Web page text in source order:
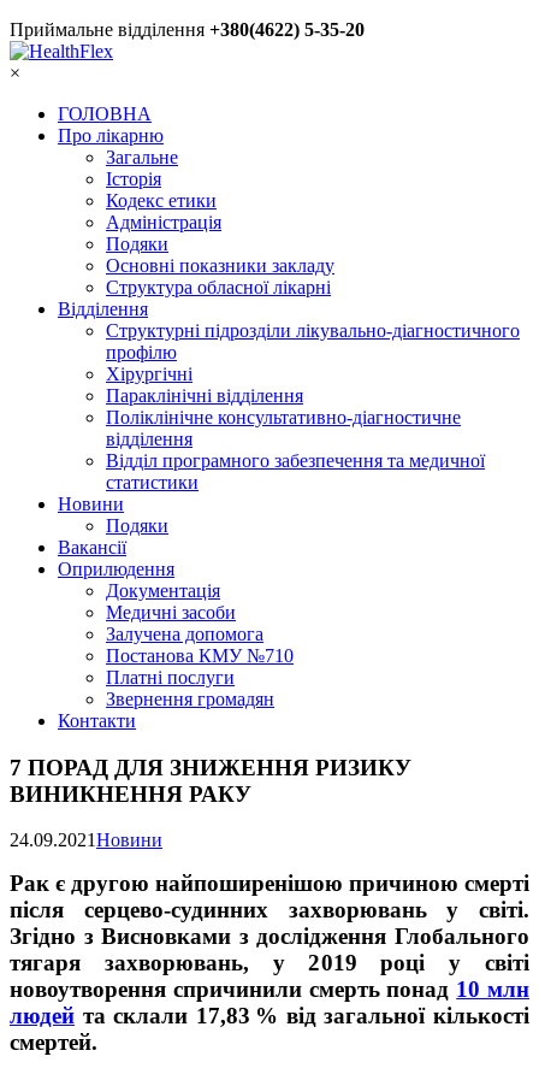
Приймальне відділення +380(4622) 5-35-20
×
ГОЛОВНА
Про лікарню
Загальне
Історія
Кодекс етики
Адміністрація
Подяки
Основні показники закладу
Структура обласної лікарні
Відділення
Структурні підрозділи лікувально-діагностичного
профілю
Хірургічні
Параклінічні відділення
Поліклінічне консультативно-діагностичне
відділення
Відділ програмного забезпечення та медичної
статистики
Новини
Подяки
Вакансії
Оприлюдення
Документація
Медичні засоби
Залучена допомога
Постанова КМУ №710
Платні послуги
Звернення громадян
Контакти
7 ПОРАД ДЛЯ ЗНИЖЕННЯ РИЗИКУ
ВИНИКНЕННЯ РАКУ
24.09.2021Новини
Рак є другою найпоширенішою причиною смерті
після серцево-судинних захворювань у світі.
Згідно з Висновками з дослідження Глобального
тягаря захворювань, у 2019 році у світі
новоутворення спричинили смерть понад 10 млн
людей та склали 17,83 % від загальної кількості
смертей.